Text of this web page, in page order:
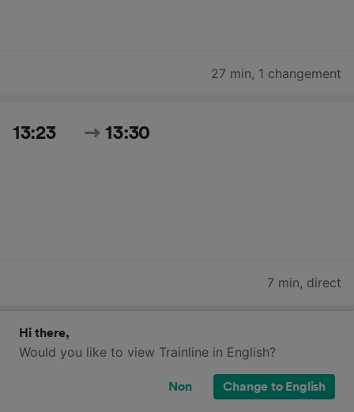
27 min, 1 changement
13:23 13:30
7 min, direct
13:29 13:35
Hi there,
Would you like to view Trainline in English?
Non Change to English